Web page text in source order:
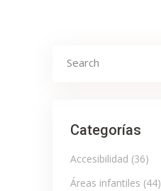
Categorías
Accesibilidad (36)
Áreas infantiles (44)